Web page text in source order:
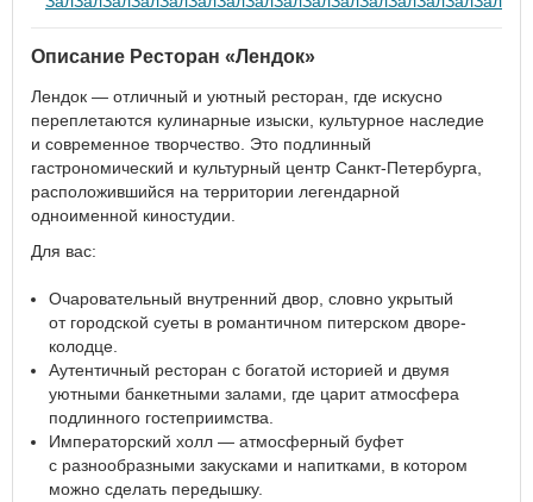
Описание Ресторан «Лендок»
Лендок — отличный и уютный ресторан, где искусно
переплетаются кулинарные изыски, культурное наследие
и современное творчество. Это подлинный
гастрономический и культурный центр Санкт-Петербурга,
расположившийся на территории легендарной
одноименной киностудии.
Для вас:
Очаровательный внутренний двор, словно укрытый
от городской суеты в романтичном питерском дворе-
колодце.
Аутентичный ресторан с богатой историей и двумя
уютными банкетными залами, где царит атмосфера
подлинного гостеприимства.
Императорский холл — атмосферный буфет
с разнообразными закусками и напитками, в котором
можно сделать передышку.